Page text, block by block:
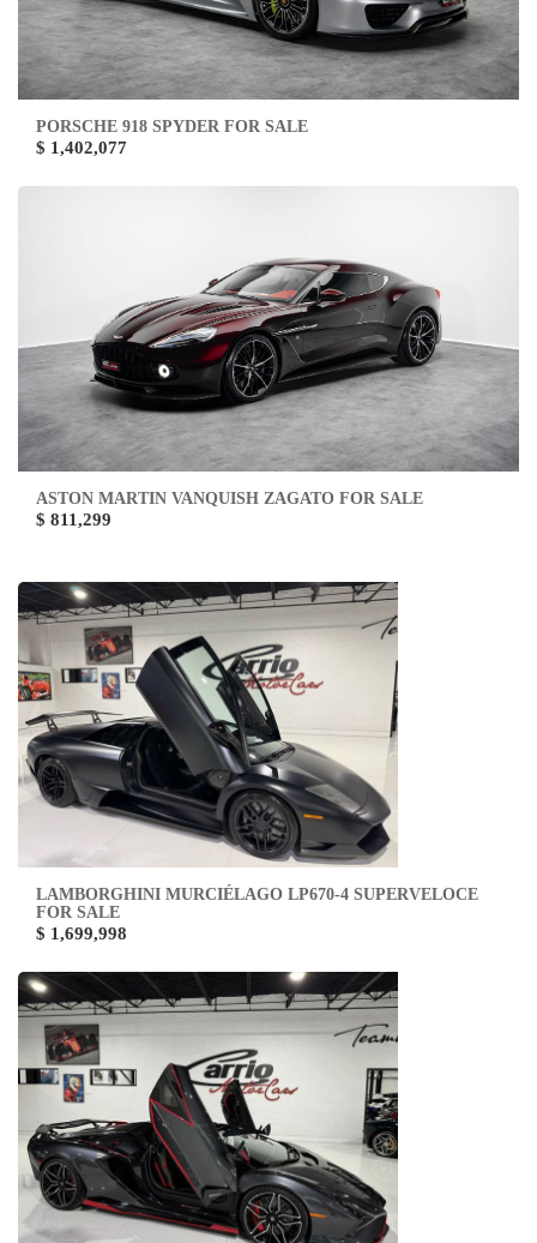
PORSCHE 918 SPYDER FOR SALE
$ 1,402,077
ASTON MARTIN VANQUISH ZAGATO FOR SALE
$ 811,299
LAMBORGHINI MURCIÉLAGO LP670-4 SUPERVELOCE
FOR SALE
$ 1,699,998